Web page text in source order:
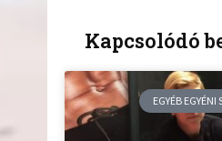
Kapcsolódó
EGYÉB EGYÉNI